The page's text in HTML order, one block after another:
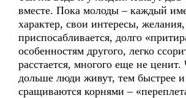
вместе. Пока молоды – каждый
характер, свои интересы,
приспосабливается, долго
особенностям другого, легко
расстается, многого еще не
дольше люди живут, тем быстрее и
сращиваются корнями –